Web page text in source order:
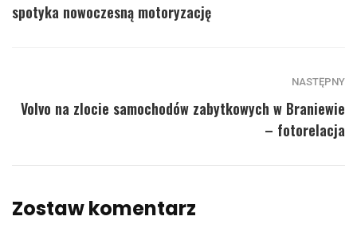
spotyka nowoczesną motoryzację
NASTĘPNY
Volvo na zlocie samochodów zabytkowych w Braniewie
– fotorelacja
Zostaw komentarz